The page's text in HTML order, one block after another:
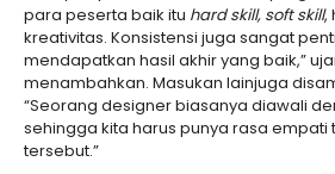
para peserta baik itu hard skill, soft skill,
kreativitas. Konsistensi juga sangat
mendapatkan hasil akhir yang baik,”
menambahkan. Masukan lainjuga
“Seorang designer biasanya diawali
sehingga kita harus punya rasa
tersebut.”